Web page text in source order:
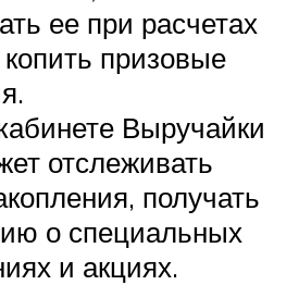
ее при расчетах
призовые
Выручайки
отслеживать
получать
о специальных
и акциях.